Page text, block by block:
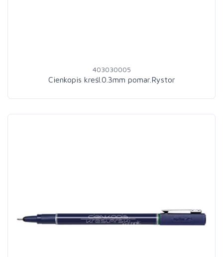
403030005
Cienkopis kreśl.0.3mm pomar.Rystor